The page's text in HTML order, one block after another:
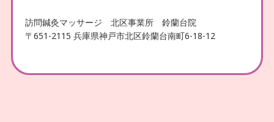
訪問鍼灸マッサージ 北区事業所 鈴蘭台院
〒651-2115 兵庫県神戸市北区鈴蘭台南町6-18-12